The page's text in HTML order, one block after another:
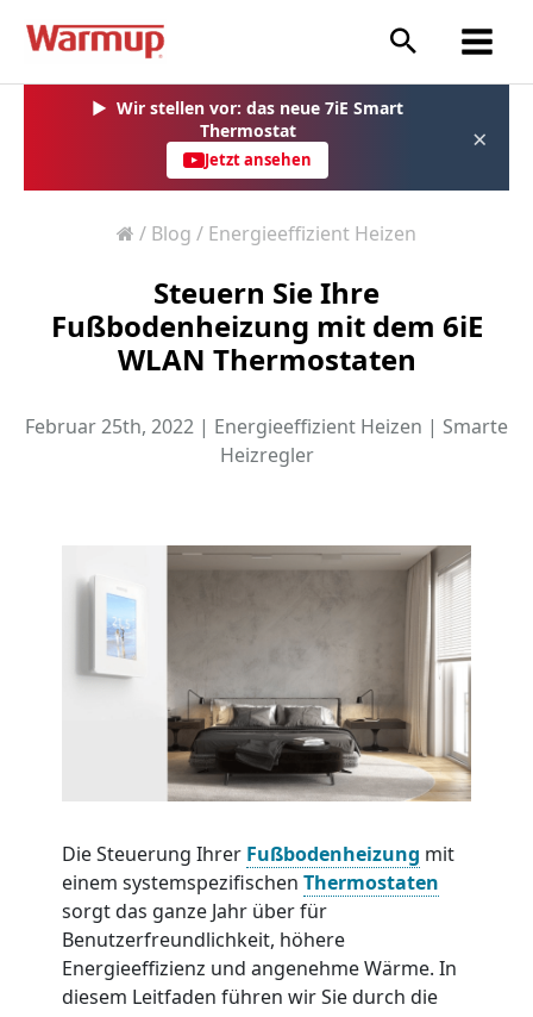
Inhalt
▶ Wir stellen vor: das neue 7iE Smart
Thermostat
Jetzt ansehen
×
/ Blog / Energieeffizient Heizen
Steuern Sie Ihre
Fußbodenheizung mit dem 6iE
WLAN Thermostaten
Februar 25th, 2022 | Energieeffizient Heizen | Smarte
Heizregler
Die Steuerung Ihrer Fußbodenheizung mit
einem systemspezifischen Thermostaten
sorgt das ganze Jahr über für
Benutzerfreundlichkeit, höhere
Energieeffizienz und angenehme Wärme. In
diesem Leitfaden führen wir Sie durch die